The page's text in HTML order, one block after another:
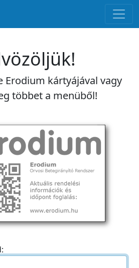
Erodium kártyájával vagy
többet a menüből!